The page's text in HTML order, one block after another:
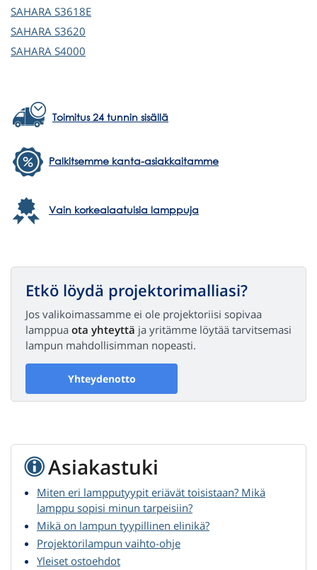
SAHARA S3618E
SAHARA S3620
SAHARA S4000
Toimitus 24 tunnin sisällä
Palkitsemme kanta-asiakkaitamme
Vain korkealaatuisia lamppuja
Etkö löydä projektorimalliasi?
Jos valikoimassamme ei ole projektoriisi sopivaa
lamppua ota yhteyttä ja yritämme löytää tarvitsemasi
lampun mahdollisimman nopeasti.
Yhteydenotto
Asiakastuki
Miten eri lampputyypit eriävät toisistaan? Mikä
lamppu sopisi minun tarpeisiin?
Mikä on lampun tyypillinen elinikä?
Projektorilampun vaihto-ohje
Yleiset ostoehdot